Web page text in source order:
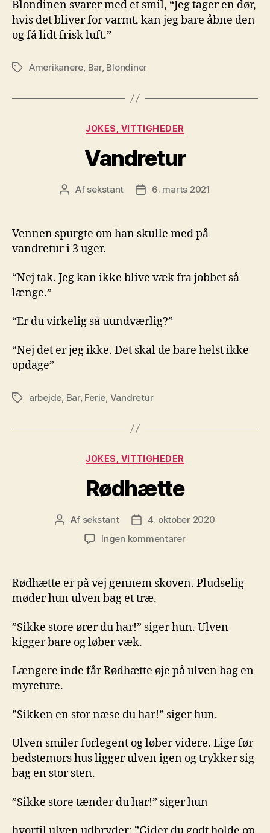
Blondinen svarer med et smil, “Jeg tager en dør,
hvis det bliver for varmt, kan jeg bare åbne den
og få lidt frisk luft.”
TagsAmerikanere Bar, Blondiner
Kategorier
JOKES, VITTIGHEDER
Vandretur
Indlægsforfatter
Af sekstant Indlægsdato
6. marts 2021
Vennen spurgte om han skulle med på
vandretur i 3 uger.
“Nej tak. Jeg kan ikke blive væk fra jobbet så
længe.”
“Er du virkelig så uundværlig?”
“Nej det er jeg ikke. Det skal de bare helst ikke
opdage”
Tagsarbejde Bar, Ferie Vandretur
Kategorier
JOKES, VITTIGHEDER
Rødhætte
Indlægsforfatter
Af sekstant Indlægsdato
4. oktober 2020
Ingen kommentarertil
Rødhætte er på vej gennem skoven. Pludselig
møder hun ulven bag et træ.
”Sikke store ører du har!” siger hun. Ulven
kigger bare og løber væk.
Længere inde får Rødhætte øje på ulven bag en
myreture.
”Sikken en stor næse du har!” siger hun.
Ulven smiler forlegent og løber videre. Lige før
bedstemors hus ligger ulven igen og trykker sig
bag en stor sten.
”Sikke store tænder du har!” siger hun